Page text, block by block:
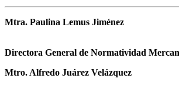
Mtra. Paulina Lemus Jiménez
Directora General de Normatividad
Mtro. Alfredo Juárez Velázquez